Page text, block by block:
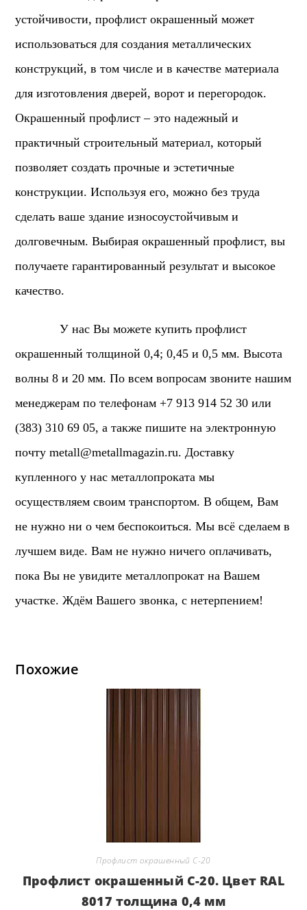
устойчивости, профлист окрашенный может
использоваться для создания металлических
конструкций, в том числе и в качестве материала
для изготовления дверей, ворот и перегородок.
Окрашенный профлист – это надежный и
практичный строительный материал, который
позволяет создать прочные и эстетичные
конструкции. Используя его, можно без труда
сделать ваше здание износоустойчивым и
долговечным. Выбирая окрашенный профлист, вы
получаете гарантированный результат и высокое
качество.
У нас Вы можете купить профлист
окрашенный толщиной 0,4; 0,45 и 0,5 мм. Высота
волны 8 и 20 мм. По всем вопросам звоните нашим
менеджерам по телефонам +7 913 914 52 30 или
(383) 310 69 05, а также пишите на электронную
почтуmetall@metallmagazin.ru. Доставку
купленного у нас металлопроката мы
осуществляем своим транспортом. В общем, Вам
не нужно ни о чем беспокоиться. Мы всё сделаем в
лучшем виде. Вам не нужно ничего оплачивать,
пока Вы не увидите металлопрокат на Вашем
участке. Ждём Вашего звонка, с нетерпением!
Похожие
Профлист окрашенный С-20
Профлист окрашенный С-20. Цвет RAL
8017 толщина 0,4 мм